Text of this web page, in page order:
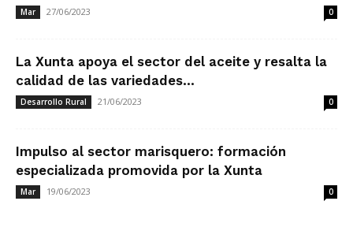
Mar 27/06/2023 0
La Xunta apoya el sector del aceite y resalta la
calidad de las variedades...
Desarrollo Rural 21/06/2023 0
Impulso al sector marisquero: formación
especializada promovida por la Xunta
Mar 19/06/2023 0